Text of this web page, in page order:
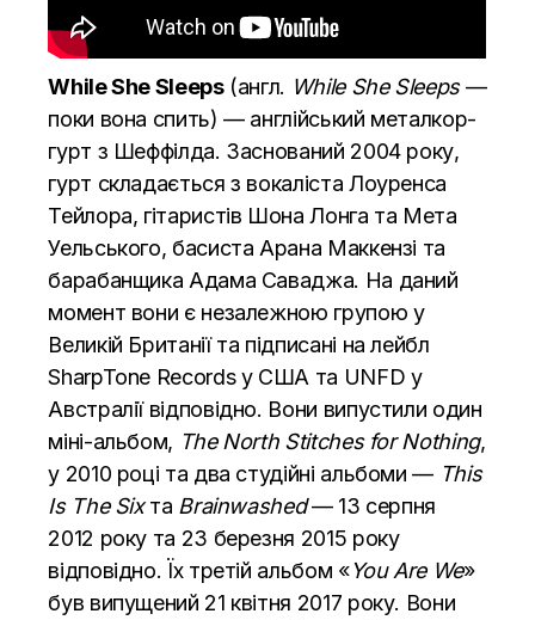
While She Sleeps(англ. While She Sleeps—
поки вона спить) — англійський металкор-
гурт з Шеффілда. Заснований 2004 року,
гурт складається з вокаліста Лоуренса
Тейлора, гітаристів Шона Лонга та Мета
Уельського, басиста Арана Маккензі та
барабанщика Адама Саваджа. На даний
момент вони є незалежною групою у
Великій Британії та підписані на лейбл
SharpTone Records у США та UNFD у
Австралії відповідно. Вони випустили один
міні-альбом, The North Stitches for Nothing,
у 2010 році та два студійні альбоми — This
Is The Sixта Brainwashed— 13 серпня
2012 року та 23 березня 2015 року
відповідно. Їх третій альбом «You Are We»
був випущений 21 квітня 2017 року. Вони